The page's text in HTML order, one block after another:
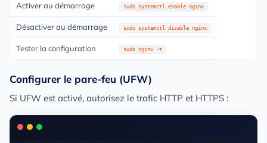
Activer au démarrage sudo systemctl enable nginx
Désactiver au démarrage sudo systemctl disable nginx
Tester la configuration sudo nginx -t
Configurer le pare-feu (UFW)
Si UFW est activé, autorisez le trafic HTTP et HTTPS :